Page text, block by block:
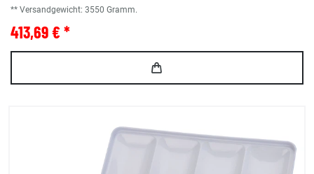
** Versandgewicht: 3550 Gramm.
413,69 € *